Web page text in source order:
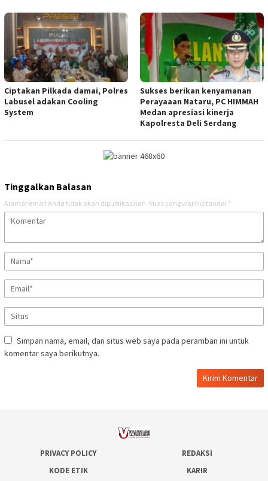
Ciptakan Pilkada damai, Polres
Labusel adakan Cooling
System
Sukses berikan kenyamanan
Perayaaan Nataru, PC HIMMAH
Medan apresiasi kinerja
Kapolresta Deli Serdang
Tinggalkan Balasan
Alamat email Anda tidak akan dipublikasikan. Ruas yang wajib ditandai *
Simpan nama, email, dan situs web saya pada peramban ini untuk
komentar saya berikutnya.
PRIVACY POLICY
REDAKSI
KODE ETIK
KARIR